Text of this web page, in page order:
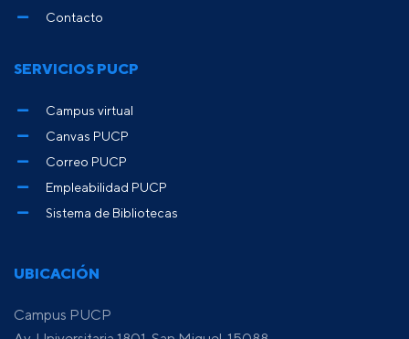
UBICACIÓN
Campus PUCP
Contacto
SERVICIOS PUCP
Campus virtual
Canvas PUCP
Correo PUCP
Empleabilidad PUCP
Sistema de Bibliotecas